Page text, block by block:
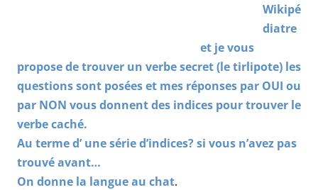
Wikipé
diatre
et je vous
propose de trouver un verbesecret (le tirlipote) les
questions sont posées et mes réponses par OUI ou
par NON vous donnent des indices pour trouver le
verbe caché.
Au terme d’ une série d’indices? si vous n’avez pas
trouvé avant…
On donne la langue au chat.